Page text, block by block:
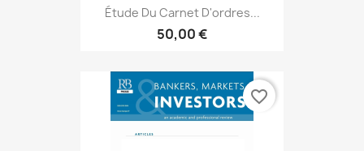
Étude Du Carnet D'ordres...
50,00 €
favorite_border